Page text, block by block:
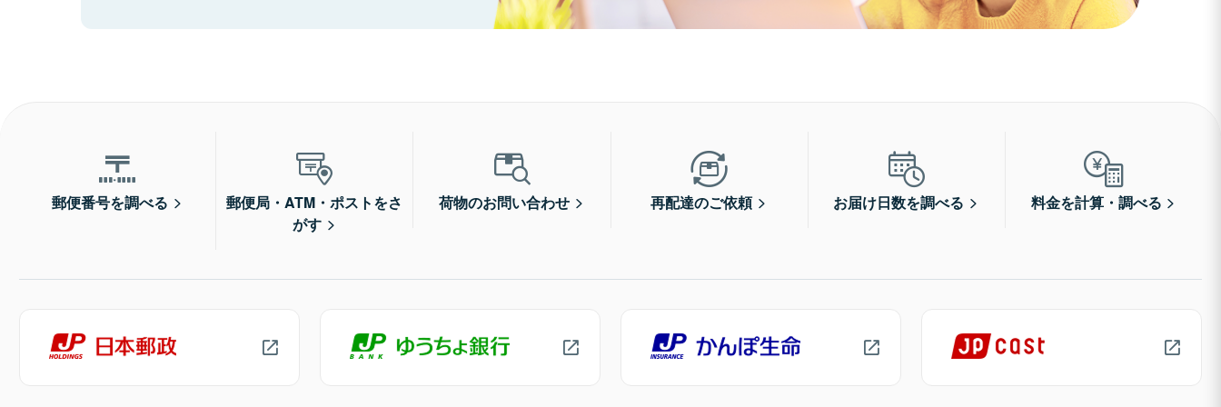
郵便番号を調べる
郵便局・ATM・ポストをさ
がす
荷物のお問い合わせ 再配達のご依頼 お届け日数を調べる 料金を計算・調べる